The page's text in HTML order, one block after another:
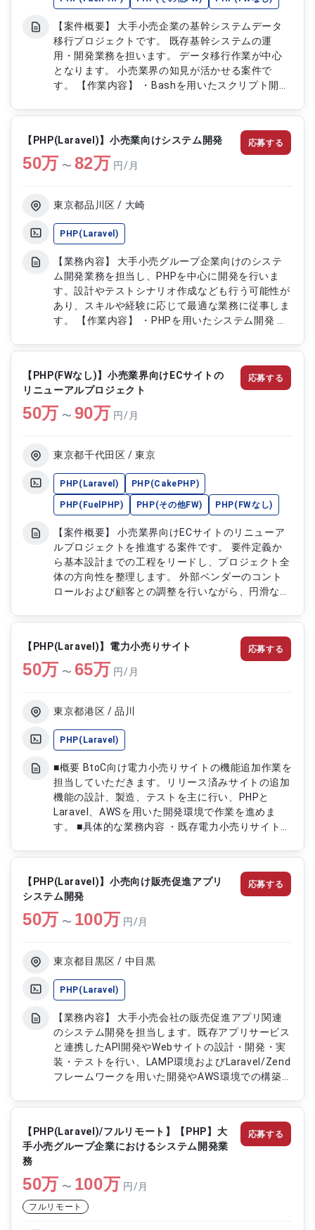
【案件概要】 大手小売企業の基幹システムデータ
移行プロジェクトです。 既存基幹システムの運
用・開発業務を担います。 データ移行作業が中心
となります。 小売業界の知見が活かせる案件で
す。 【作業内容】 ・Bashを用いたスクリプト開発
用いたデータベース設計・開発、性能改善 ・基本
【PHP(Laravel)】小売業向けシステム開発
50万 〜 82万 円/月
東京都品川区 / 大崎
PHP(Laravel)
【業務内容】 大手小売グループ企業向けのシステ
ム開発業務を担当し、PHPを中心に開発を行いま
す。設計やテストシナリオ作成なども行う可能性が
あり、スキルや経験に応じて最適な業務に従事しま
す。 【作業内容】 ・PHPを用いたシステム開発 ・
リオ作成 ・既存システムの保守・改修
応募する
【PHP(FWなし)】小売業界向けECサイトの
リニューアルプロジェクト
50万 〜 90万 円/月
東京都千代田区 / 東京
PHP(Laravel) PHP(CakePHP)
PHP(FuelPHP) PHP(その他FW) PHP(FWなし)
【案件概要】 小売業界向けECサイトのリニューア
ルプロジェクトを推進する案件です。 要件定義か
ら基本設計までの工程をリードし、プロジェクト全
体の方向性を整理します。 外部ベンダーのコント
ロールおよび顧客との調整を行いながら、円滑なプ
を意識したマネジメントを行い、安定したデリバリ
書、基本設計書など各種設計ドキュメントの作成お
よび取りまとめ ・外部ベンダーとの連携対応 ・進
捗管理および課題管理 ・顧客との定例会議への参
応募する
【PHP(Laravel)】電力小売りサイト
50万 〜 65万 円/月
東京都港区 / 品川
PHP(Laravel)
■概要 BtoC向け電力小売りサイトの機能追加作業を
担当していただきます。リリース済みサイトの追加
機能の設計、製造、テストを主に行い、PHPと
Laravel、AWSを用いた開発環境で作業を進めま
す。 ■具体的な業務内容 ・既存電力小売りサイトの
アプリケーション開発 ・AWS環境でのシステム構
築および運用 ・システムテストおよびバグ修正 ・
顧客からのフィードバックに基づく機能改修
応募する
【PHP(Laravel)】小売向け販売促進アプリ
システム開発
50万 〜 100万 円/月
東京都目黒区 / 中目黒
PHP(Laravel)
【業務内容】 大手小売会社の販売促進アプリ関連
のシステム開発を担当します。既存アプリサービス
と連携したAPI開発やWebサイトの設計・開発・実
装・テストを行い、LAMP環境およびLaravel/Zend
フレームワークを用いた開発やAWS環境での構築・
Webサイト設計・実装 ・Laravel/Zendフレームワ
ークを用いた開発 ・LAMP環境でのシステム構築 ・
AWS環境での開発および運用 ・単体テストおよび
結合テスト実施
応募する
【PHP(Laravel)/フルリモート】【PHP】大
手小売グループ企業におけるシステム開発業
務
50万 〜 100万 円/月
フルリモート
応募する